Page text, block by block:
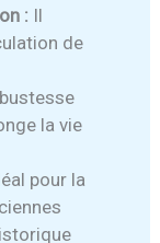
: Il
de
la vie
pour la